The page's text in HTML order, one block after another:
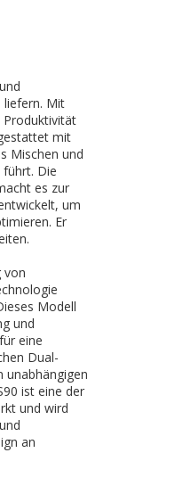
liefern. Mit
Produktivität
mit
Mischen und
Die
es zur
um
Er
von
Modell
und
eine
Dual-
unabhängigen
ist eine der
und wird
an